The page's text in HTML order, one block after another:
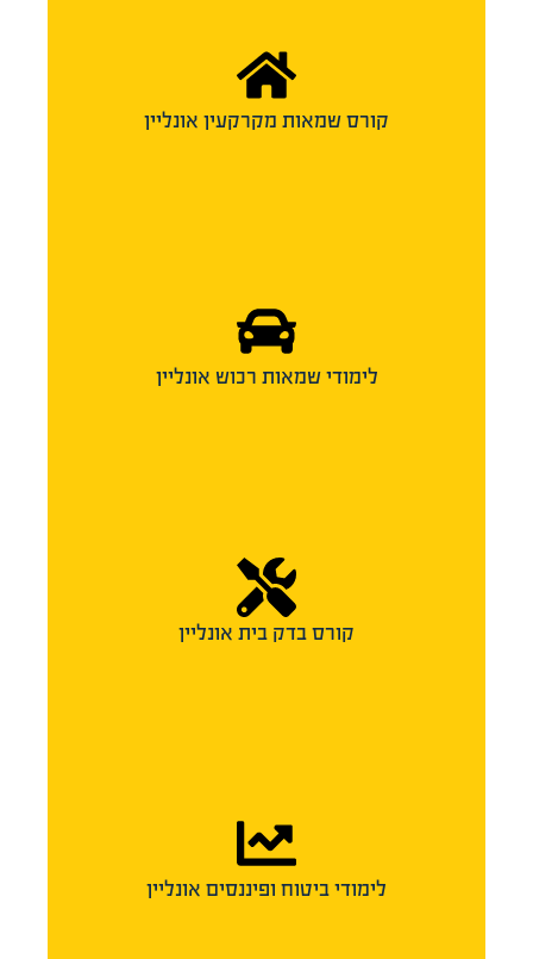
קורס שמאות מקרקעין אונליין
לימודי שמאות רכוש אונליין
קורס בדק בית אונליין
לימודי ביטוח ופיננסים אונליין